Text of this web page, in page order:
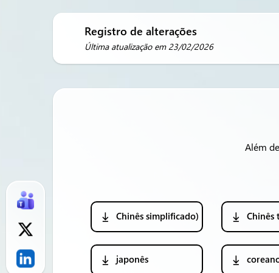
Registro de alterações
Última atualização em 23/02/2026
Além de
Chinês simplificado) Chinês
japonês